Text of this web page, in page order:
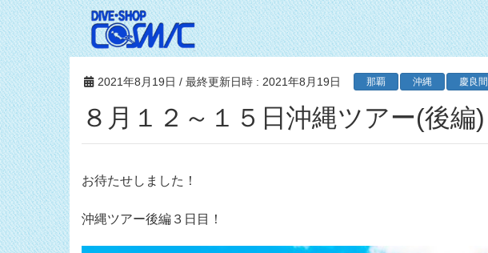
2021年8月19日 / 最終更新日時 : 2021年8月19日 慶良間
沖縄
那覇
８月１２～１５日沖縄ツアー(後編)
お待たせしました！
沖縄ツアー後編３日目！